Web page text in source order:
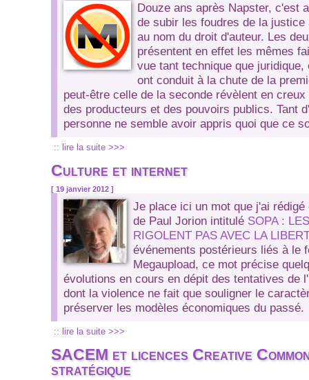
Douze ans après Napster, c'est
de subir les foudres de la
au nom du droit d'auteur. Les
présentent en effet les mêmes
vue tant technique que
ont conduit à la chute de la
peut-être celle de la seconde révèlent en
des producteurs et des pouvoirs publics. Tant
personne ne semble avoir appris quoi que ce
:: lire la suite >>>
Culture et internet
[ 19 janvier 2012 ]
Je place ici un mot que j'ai
de Paul Jorion intitulé SOPA :
RIGOLENT PAS AVEC LA
événements postérieurs liés à le
Megaupload, ce mot précise
évolutions en cours en dépit des tentatives de
dont la violence ne fait que souligner le
préserver les modèles économiques du passé.
:: lire la suite >>>
SACEM et licences Creative
stratégique